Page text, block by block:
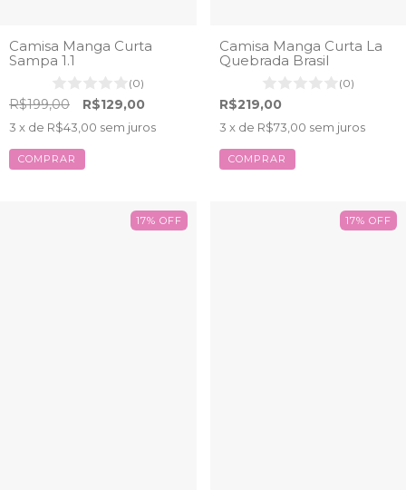
Camisa Manga Curta
Sampa 1.1
(0)
R$199,00 R$129,00
3 x de R$43,00 sem juros
COMPRAR
Camisa Manga Curta La
Quebrada Brasil
(0)
R$219,00
3 x de R$73,00 sem juros
COMPRAR
17% OFF 17% OFF